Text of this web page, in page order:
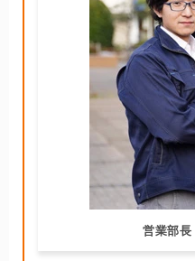
営業部長